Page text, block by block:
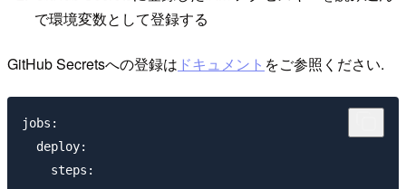
で環境変数として登録する
GitHub Secretsへの登録は ドキュメント をご参照ください.
jobs:
  deploy:
    steps: